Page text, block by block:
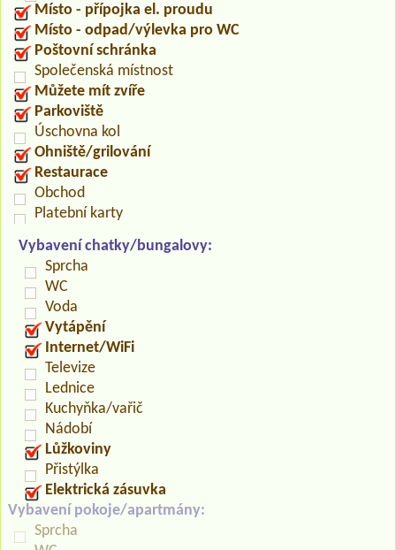
Místo - přípojka el. proudu
Místo - odpad/výlevka pro WC
Poštovní schránka
Společenská místnost
Můžete mít zvíře
Parkoviště
Úschovna kol
Ohniště/grilování
Restaurace
Obchod
Platební karty
Vybavení chatky/bungalovy:
Sprcha
WC
Voda
Vytápění
Internet/WiFi
Televize
Lednice
Kuchyňka/vařič
Nádobí
Lůžkoviny
Přistýlka
Elektrická zásuvka
Vybavení pokoje/apartmány:
Sprcha